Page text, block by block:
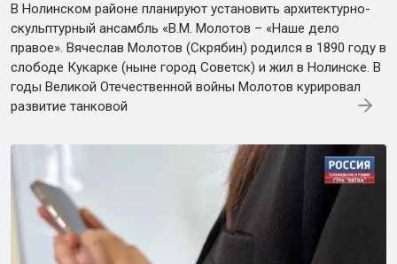
В Нолинском районе планируют установить архитектурно-
скульптурный ансамбль «В.М. Молотов – «Наше дело
правое». Вячеслав Молотов (Скрябин) родился в 1890 году в
слободе Кукарке (ныне город Советск) и жил в Нолинске. В
годы Великой Отечественной войны Молотов курировал
развитие танковой